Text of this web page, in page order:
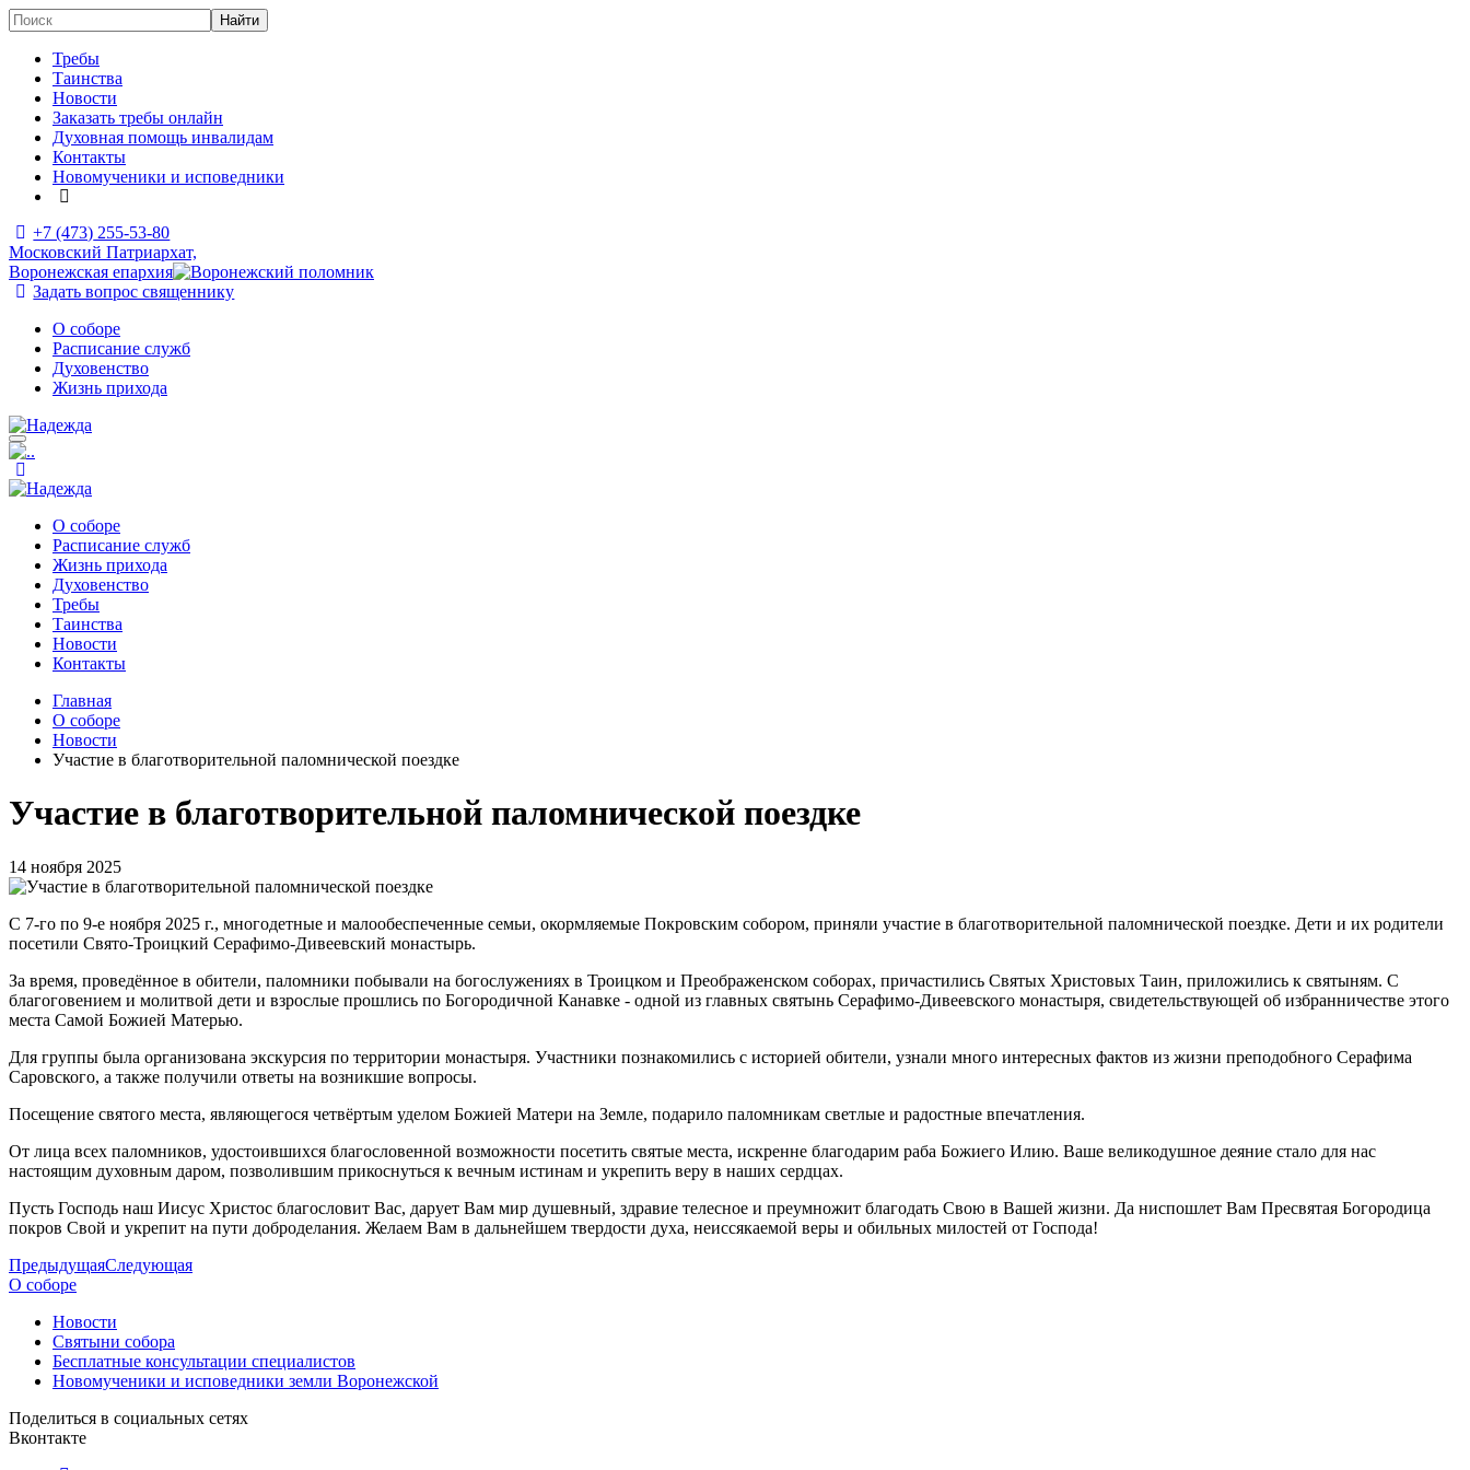
Требы
Таинства
Новости
Заказать требы онлайн
Духовная помощь инвалидам
Контакты
Новомученики и исповедники
+7 (473) 255-53-80
Московский Патриархат,
Воронежская епархия
Задать вопрос священнику
О соборе
Расписание служб
Духовенство
Жизнь прихода
О соборе
Расписание служб
Жизнь прихода
Духовенство
Требы
Таинства
Новости
Контакты
Главная
О соборе
Новости
Участие в благотворительной паломнической поездке
Участие в благотворительной паломнической поездке
14 ноября 2025
С 7-го по 9-е ноября 2025 г., многодетные и малообеспеченные семьи, окормляемые Покровским собором, приняли участие в благотворительной паломнической поездке. Дети и их родители
посетили Свято-Троицкий Серафимо-Дивеевский монастырь.
За время, проведённое в обители, паломники побывали на богослужениях в Троицком и Преображенском соборах, причастились Святых Христовых Таин, приложились к святыням. С
благоговением и молитвой дети и взрослые прошлись по Богородичной Канавке - одной из главных святынь Серафимо-Дивеевского монастыря, свидетельствующей об избранничестве этого
места Самой Божией Матерью.
Для группы была организована экскурсия по территории монастыря. Участники познакомились с историей обители, узнали много интересных фактов из жизни преподобного Серафима
Саровского, а также получили ответы на возникшие вопросы.
Посещение святого места, являющегося четвёртым уделом Божией Матери на Земле, подарило паломникам светлые и радостные впечатления.
От лица всех паломников, удостоившихся благословенной возможности посетить святые места, искренне благодарим раба Божиего Илию. Ваше великодушное деяние стало для нас
настоящим духовным даром, позволившим прикоснуться к вечным истинам и укрепить веру в наших сердцах.
Пусть Господь наш Иисус Христос благословит Вас, дарует Вам мир душевный, здравие телесное и преумножит благодать Свою в Вашей жизни. Да ниспошлет Вам Пресвятая Богородица
покров Свой и укрепит на пути доброделания. Желаем Вам в дальнейшем твердости духа, неиссякаемой веры и обильных милостей от Господа!
ПредыдущаяСледующая
О соборе
Новости
Святыни собора
Бесплатные консультации специалистов
Новомученики и исповедники земли Воронежской
Поделиться в социальных сетях
Вконтакте